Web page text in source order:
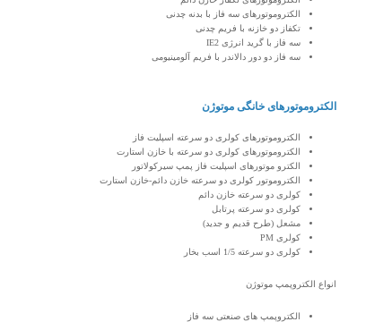
الکتروموتورهای سه فاز با بدنه چدنی
تکفاز دو خازنه با فریم چدنی
سه فاز با گرید انرژی IE2
سه فاز دو دور دالاندر با فریم آلومینیومی
الکتروموتورهای خانگی موتوژن
الکتروموتورهای کولری دو سرعته اسپلیت فاز
الکتروموتورهای کولری دو سرعته با خازن استارت
الکترو موتورهای اسپلیت فاز پمپ سیرکولاتور
الکتروموتور کولری دو سرعته خازن دائم-خازن استارت
کولری دو سرعته خازن دائم
کولری دو سرعته پرتابل
مشعل (طرح قدیم و جدید)
کولری PM
کولری دو سرعته 1/5 اسب بخار
انواع الکتروپمپ موتوژن
الکتروپمپ های صنعتی سه فاز